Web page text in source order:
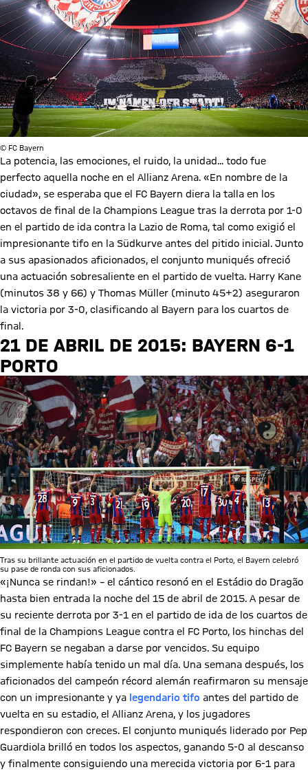
© FC Bayern
La potencia, las emociones, el ruido, la unidad... todo fue
perfecto aquella noche en el Allianz Arena. «En nombre de la
ciudad», se esperaba que el FC Bayern diera la talla en los
octavos de final de la Champions League tras la derrota por 1-0
en el partido de ida contra la Lazio de Roma, tal como exigió el
impresionante tifo en la Südkurve antes del pitido inicial. Junto
a sus apasionados aficionados, el conjunto muniqués ofreció
una actuación sobresaliente en el partido de vuelta. Harry Kane
(minutos 38 y 66) y Thomas Müller (minuto 45+2) aseguraron
la victoria por 3-0, clasificando al Bayern para los cuartos de
final.
21 DE ABRIL DE 2015: BAYERN 6-1
PORTO
Tras su brillante actuación en el partido de vuelta contra el Porto, el Bayern celebró
su pase de ronda con sus aficionados.
«¡Nunca se rindan!» – el cántico resonó en el Estádio do Dragão
hasta bien entrada la noche del 15 de abril de 2015. A pesar de
su reciente derrota por 3-1 en el partido de ida de los cuartos de
final de la Champions League contra el FC Porto, los hinchas del
FC Bayern se negaban a darse por vencidos. Su equipo
simplemente había tenido un mal día. Una semana después, los
aficionados del campeón récord alemán reafirmaron su mensaje
con un impresionante y ya legendario tifo antes del partido de
vuelta en su estadio, el Allianz Arena, y los jugadores
respondieron con creces. El conjunto muniqués liderado por Pep
Guardiola brilló en todos los aspectos, ganando 5-0 al descanso
y finalmente consiguiendo una merecida victoria por 6-1 para